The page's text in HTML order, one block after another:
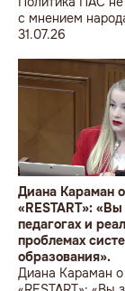
с мнением
31.07.26
Диана Караман
«RESTART»:
педагогах и
проблемах
образования».
Диана Караман